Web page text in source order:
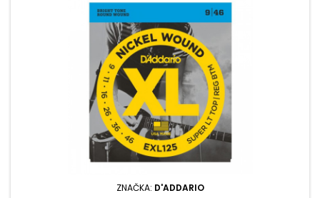
ZNAČKA: D'ADDARIO